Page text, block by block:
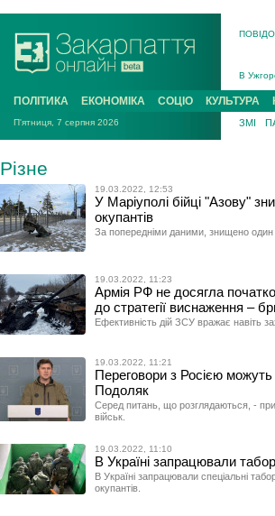
В
В
На
ПОЛІТИКА ЕКОНОМІКА СОЦІО КУЛЬТУРА
П'ятниця, 7 серпня 2026 ЗМІ
Різне
19.03.2022, 12:53
У Маріуполі бійці "Азову"
окупантів
За попередніми даними, знищено один
19.03.2022, 11:23
Армія РФ не досягла
до стратегії виснаження –
Ефективність дій ЗСУ вражає навіть
19.03.2022, 11:21
Переговори з Росією можуть
Подоляк
Серед питань, що розглядаються, -
військ.
19.03.2022, 11:10
В Україні запрацювали
В Україні запрацювали спеціальні
окупантів.